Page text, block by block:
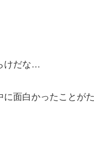
けだな…
面白かったことが